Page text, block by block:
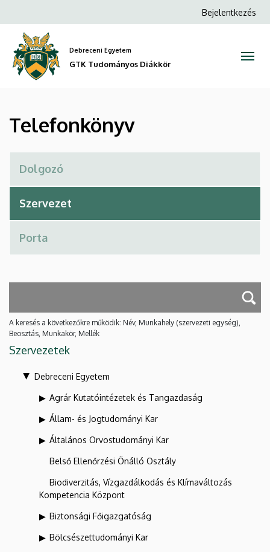
GTK
Tudományos
Diákkör
a
tartalomra
Anonim
Bejelentkezés
Debreceni Egyetem
GTK Tudományos Diákkör
Telefonkönyv
A keresés a következőkre működik: Név, Munkahely (szervezeti egység),
Beosztás, Munkakör, Mellék
Szervezetek
Debreceni Egyetem
Agrár Kutatóintézetek és Tangazdaság
Állam- és Jogtudományi Kar
Általános Orvostudományi Kar
Belső Ellenőrzési Önálló Osztály
Biodiverzitás, Vízgazdálkodás és Klímaváltozás
Kompetencia Központ
Biztonsági Főigazgatóság
Bölcsészettudományi Kar